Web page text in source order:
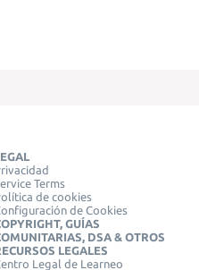
Terms
de cookies
de Cookies
GUÍAS
DSA & OTROS
LEGALES
Legal de Learneo